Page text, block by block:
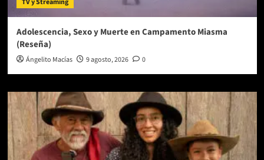
TV y Streaming
Adolescencia, Sexo y Muerte en Campamento Miasma
(Reseña)
Ángelito Macías 9 agosto, 2026 0